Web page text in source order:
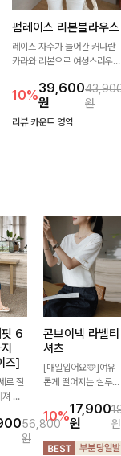
펌레이스 리본블라우스
레이스 자수가 들어간 커다란
카라와 리본으로 여성스러우면
껴지는 블라우스에요🤎
10%39,600
원
원
리뷰 카운트 영역
핏 6
즈]
로 절
다
고
주는
🤍
56,800
원
콘브이넥 라벨티
셔츠
[매일입어요🩵]여유
롭게 떨어지는 실루엣
자인으로 데일리하게
즐기기 좋은 티셔츠-
소매 라벨 디테일이
10%17,900
원
원